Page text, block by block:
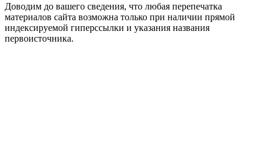
Доводим до вашего сведения, что любая перепечатка
материалов сайта возможна только при наличии прямой
индексируемой гиперссылки и указания названия
первоисточника.